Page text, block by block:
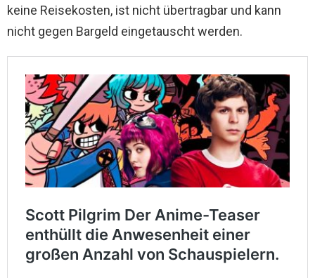
keine Reisekosten, ist nicht übertragbar und kann
nicht gegen Bargeld eingetauscht werden.